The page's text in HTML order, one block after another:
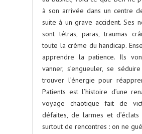
à son arrivée dans un centre
suite à un grave accident. Ses
sont tétras, paras, traumas
toute la crème du handicap.
apprendre la patience. Ils
vanner, s’engueuler, se
trouver l’énergie pour
Patients est l’histoire d’une
voyage chaotique fait de
défaites, de larmes et
surtout de rencontres : on ne